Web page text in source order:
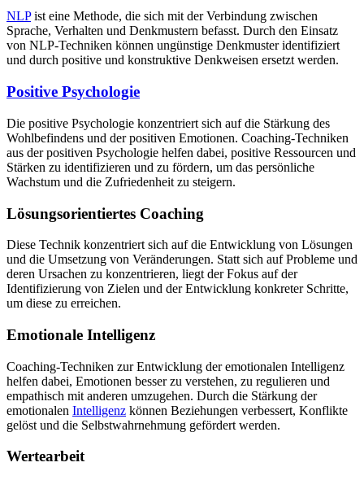
NLPist eine Methode, die sich mit der Verbindung zwischen
Sprache, Verhalten und Denkmustern befasst. Durch den Einsatz
von NLP-Techniken können ungünstige Denkmuster identifiziert
und durch positive und konstruktive Denkweisen ersetzt werden.
Positive Psychologie
Die positive Psychologie konzentriert sich auf die Stärkung des
Wohlbefindens und der positiven Emotionen. Coaching-Techniken
aus der positiven Psychologie helfen dabei, positive Ressourcen und
Stärken zu identifizieren und zu fördern, um das persönliche
Wachstum und die Zufriedenheit zu steigern.
Lösungsorientiertes Coaching
Diese Technik konzentriert sich auf die Entwicklung von Lösungen
und die Umsetzung von Veränderungen. Statt sich auf Probleme und
deren Ursachen zu konzentrieren, liegt der Fokus auf der
Identifizierung von Zielen und der Entwicklung konkreter Schritte,
um diese zu erreichen.
Emotionale Intelligenz
Coaching-Techniken zur Entwicklung der emotionalen Intelligenz
helfen dabei, Emotionen besser zu verstehen, zu regulieren und
empathisch mit anderen umzugehen. Durch die Stärkung der
emotionalen Intelligenz können Beziehungen verbessert, Konflikte
gelöst und die Selbstwahrnehmung gefördert werden.
Wertearbeit